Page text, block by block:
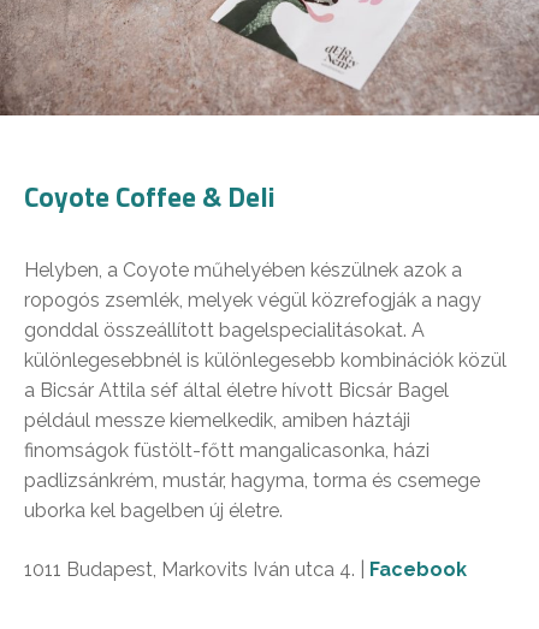
Coyote Coffee & Deli
Helyben, a Coyote műhelyében készülnek azok a
ropogós zsemlék, melyek végül közrefogják a nagy
gonddal összeállított bagelspecialitásokat. A
különlegesebbnél is különlegesebb kombinációk közül
a Bicsár Attila séf által életre hívott Bicsár Bagel
például messze kiemelkedik, amiben háztáji
finomságok füstölt-főtt mangalicasonka, házi
padlizsánkrém, mustár, hagyma, torma és csemege
uborka kel bagelben új életre.
1011 Budapest, Markovits Iván utca 4. | Facebook